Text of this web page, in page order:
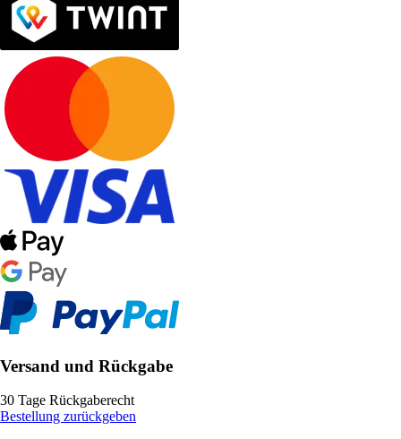
Versand und Rückgabe
30 Tage Rückgaberecht
Bestellung zurückgeben